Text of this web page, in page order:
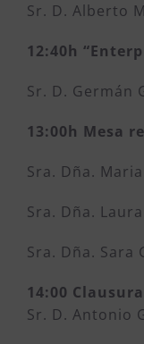
Sr. D. Alberto
12:40h
Sr. D. Germán
13:00h Mesa
Sra. Dña.
Sra. Dña.
Sra. Dña. Sara
14:00 Clausura
Sr. D. Antonio